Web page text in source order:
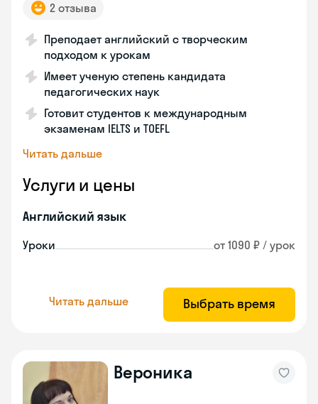
2 отзыва
Преподает английский с творческим
подходом к урокам
Имеет ученую степень кандидата
педагогических наук
Готовит студентов к международным
экзаменам IELTS и TOEFL
Читать дальше
Услуги и цены
Английский язык
Уроки от 1090 ₽ / урок
Читать дальше Выбрать время
Вероника